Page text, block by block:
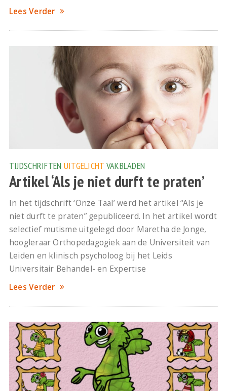
Lees Verder
TIJDSCHRIFTEN UITGELICHT VAKBLADEN
Artikel ‘Als je niet durft te praten’
In het tijdschrift ‘Onze Taal’ werd het artikel “Als je
niet durft te praten” gepubliceerd. In het artikel wordt
selectief mutisme uitgelegd door Maretha de Jonge,
hoogleraar Orthopedagogiek aan de Universiteit van
Leiden en klinisch psycholoog bij het Leids
Universitair Behandel- en Expertise
Lees Verder